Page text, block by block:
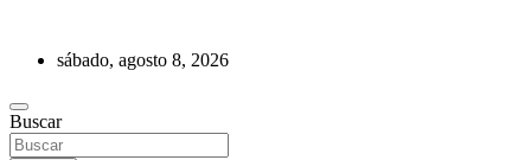
contenidosábado, agosto 8, 2026
REVISTA DE PRENSA
Buscar